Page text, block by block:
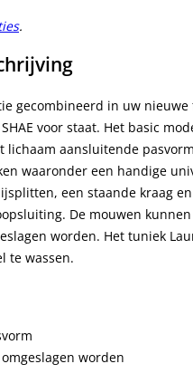
.
gecombineerd in uw nieuwe
voor staat. Het basic
lichaam aansluitende
waaronder een handige
een staande kraag
De mouwen
worden. Het tuniek
te wassen.
worden